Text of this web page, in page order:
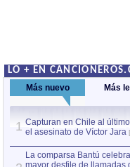
LO + EN
Más nuevo Más
1 Capturan en Chile al
el asesinato de Víctor Jara
La comparsa Bantú
mayor desfile de llamadas